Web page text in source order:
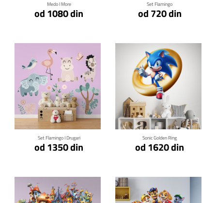
Medo I More
od 1080 din
Set Flamingo
od 720 din
Set Flamingo I Drugari
od 1350 din
Klikni za detalje
Sonic Golden Ring
od 1620 din
Klikni za detalje